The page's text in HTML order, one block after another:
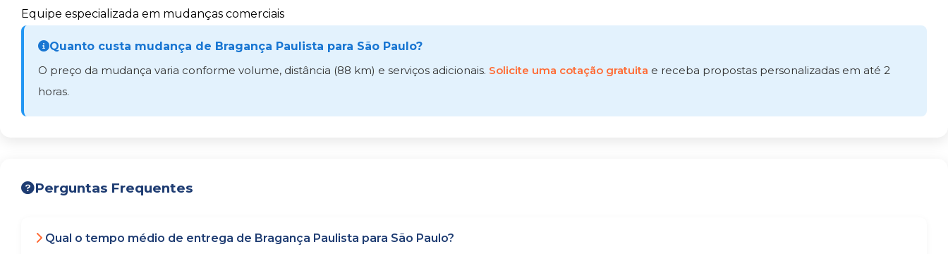
Equipe especializada em mudanças comerciais
Quanto custa mudança de Bragança Paulista para São Paulo?
O preço da mudança varia conforme volume, distância (88 km) e serviços adicionais. Solicite uma cotação gratuita e receba propostas personalizadas em até 2
horas.
Perguntas Frequentes
Qual o tempo médio de entrega de Bragança Paulista para São Paulo?